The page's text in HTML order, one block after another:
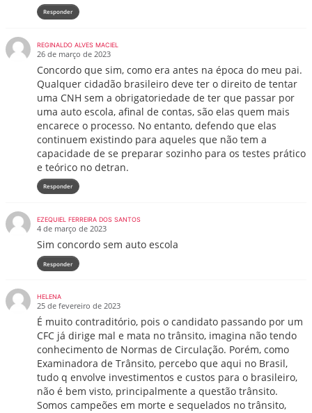
Responder
REGINALDO ALVES MACIEL
26 de março de 2023
Concordo que sim, como era antes na época do meu pai.
Qualquer cidadão brasileiro deve ter o direito de tentar
uma CNH sem a obrigatoriedade de ter que passar por
uma auto escola, afinal de contas, são elas quem mais
encarece o processo. No entanto, defendo que elas
continuem existindo para aqueles que não tem a
capacidade de se preparar sozinho para os testes prático
e teórico no detran.
Responder
EZEQUIEL FERREIRA DOS SANTOS
4 de março de 2023
Sim concordo sem auto escola
Responder
HELENA
25 de fevereiro de 2023
É muito contraditório, pois o candidato passando por um
CFC já dirige mal e mata no trânsito, imagina não tendo
conhecimento de Normas de Circulação. Porém, como
Examinadora de Trânsito, percebo que aqui no Brasil,
tudo q envolve investimentos e custos para o brasileiro,
não é bem visto, principalmente a questão trânsito.
Somos campeões em morte e sequelados no trânsito,